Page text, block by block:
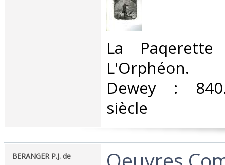
‎La
L'Orphéon.
Dewey :
siècle‎
‎BERANGER P.J. de‎